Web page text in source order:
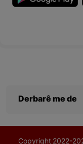
Derbarê me de
Copyright 2022-